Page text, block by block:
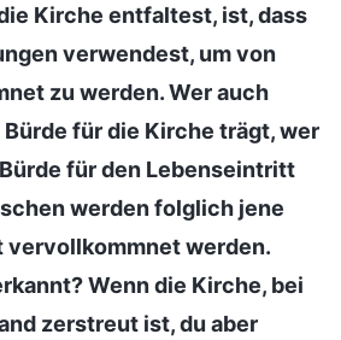
Kirche entfaltest, ist, dass
verwendest, um von
zu werden. Wer auch
für die Kirche trägt, wer
für den Lebenseintritt
werden folglich jene
vervollkommnet werden.
Wenn die Kirche, bei
zerstreut ist, du aber